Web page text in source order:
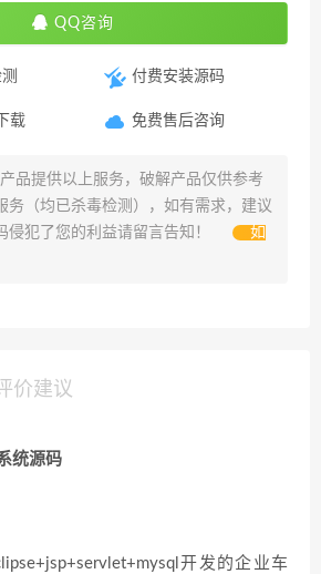
QQ咨询
载
付费安装源码
免费售后咨询
品提供以上服务，破解产品仅供参考
务（均已杀毒检测），如有需求，建议
侵犯了您的利益请留言告知！
如
价建议
统源码
开发的企业车